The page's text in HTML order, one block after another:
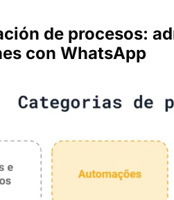
de procesos:
con WhatsApp